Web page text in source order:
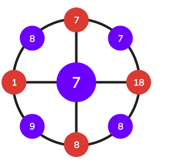
1
7
18
8
8 7
8
9
7